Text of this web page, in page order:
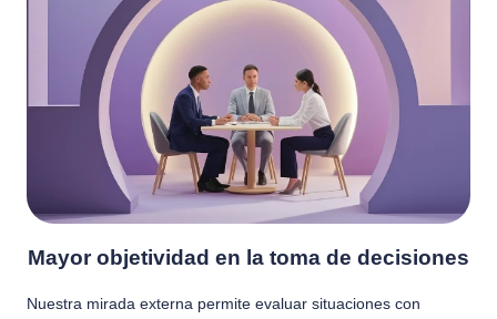
Mayor objetividad en la toma de decisiones
Nuestra mirada externa permite evaluar situaciones con